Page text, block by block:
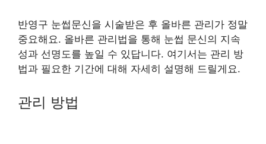
반영구 눈썹문신을 시술받은 후 올바른 관리가 정말
중요해요. 올바른 관리법을 통해 눈썹 문신의 지속
성과 선명도를 높일 수 있답니다. 여기서는 관리 방
법과 필요한 기간에 대해 자세히 설명해 드릴게요.
관리 방법